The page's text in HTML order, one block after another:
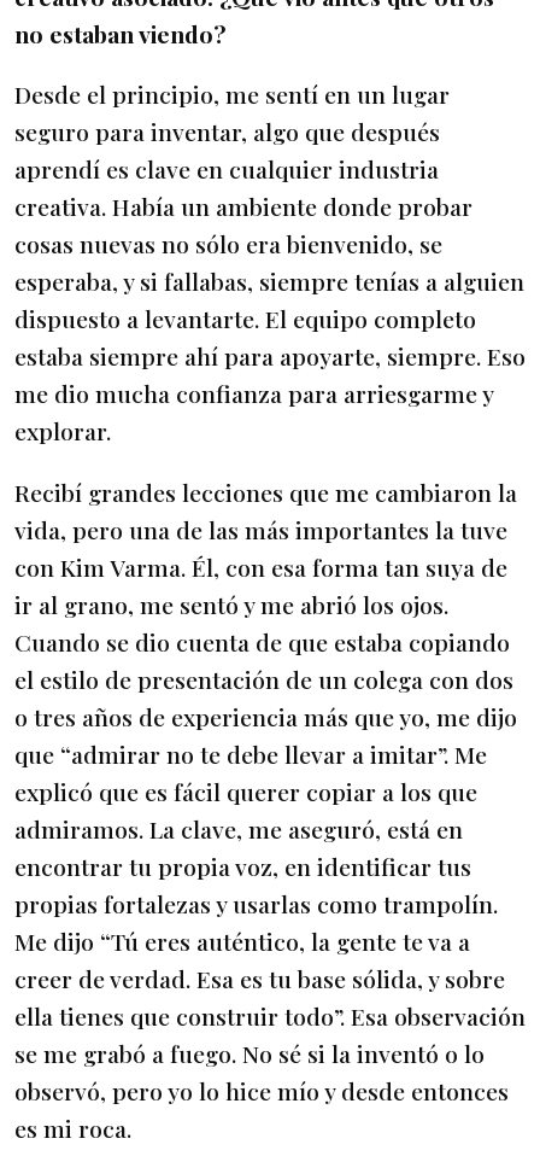
no estaban viendo?
Desde el principio, me sentí en un lugar
seguro para inventar, algo que después
aprendí es clave en cualquier industria
creativa. Había un ambiente donde probar
cosas nuevas no sólo era bienvenido, se
esperaba, y si fallabas, siempre tenías a alguien
dispuesto a levantarte. El equipo completo
estaba siempre ahí para apoyarte, siempre. Eso
me dio mucha confianza para arriesgarme y
explorar.
Recibí grandes lecciones que me cambiaron la
vida, pero una de las más importantes la tuve
con Kim Varma. Él, con esa forma tan suya de
ir al grano, me sentó y me abrió los ojos.
Cuando se dio cuenta de que estaba copiando
el estilo de presentación de un colega con dos
o tres años de experiencia más que yo, me dijo
que “admirar no te debe llevar a imitar”. Me
explicó que es fácil querer copiar a los que
admiramos. La clave, me aseguró, está en
encontrar tu propia voz, en identificar tus
propias fortalezas y usarlas como trampolín.
Me dijo “Tú eres auténtico, la gente te va a
creer de verdad. Esa es tu base sólida, y sobre
ella tienes que construir todo”. Esa observación
se me grabó a fuego. No sé si la inventó o lo
observó, pero yo lo hice mío y desde entonces
es mi roca.